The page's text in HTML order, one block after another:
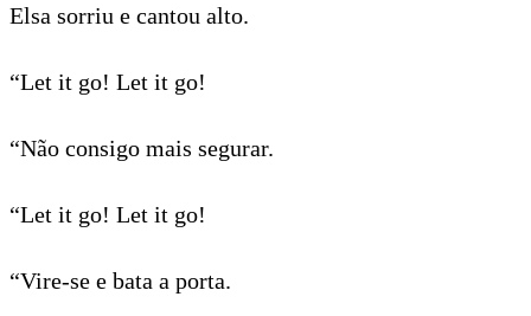
Elsa sorriu e cantou alto.
“Let it go! Let it go!
“Não consigo mais segurar.
“Let it go! Let it go!
“Vire-se e bata a porta.